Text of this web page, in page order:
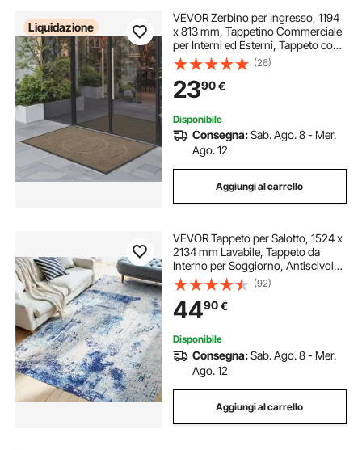
Liquidazione
VEVOR Zerbino per Ingresso, 1194
x 813 mm, Tappetino Commerciale
per Interni ed Esterni, Tappeto con
Supporto, Tappeto Elegante
d'Ingresso Lavabile Resistente per
Corridoio, Balcone, Marrone
(26)
2390€
Disponibile
Consegna:Sab. Ago. 8 - Mer.
Ago. 12
Aggiungi al carrello
VEVOR Tappeto per Salotto, 1524 x
2134 mm Lavabile, Tappeto da
Interno per Soggiorno, Antiscivolo
e Antistrappo, per Animali
Domestici e Bambini, per Camera
da Letto, Soggiorno, Ingresso, Blu
(92)
4490€
Disponibile
Consegna:Sab. Ago. 8 - Mer.
Ago. 12
Aggiungi al carrello